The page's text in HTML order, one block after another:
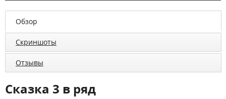
Обзор
Скриншоты
Отзывы
Сказка 3 в ряд